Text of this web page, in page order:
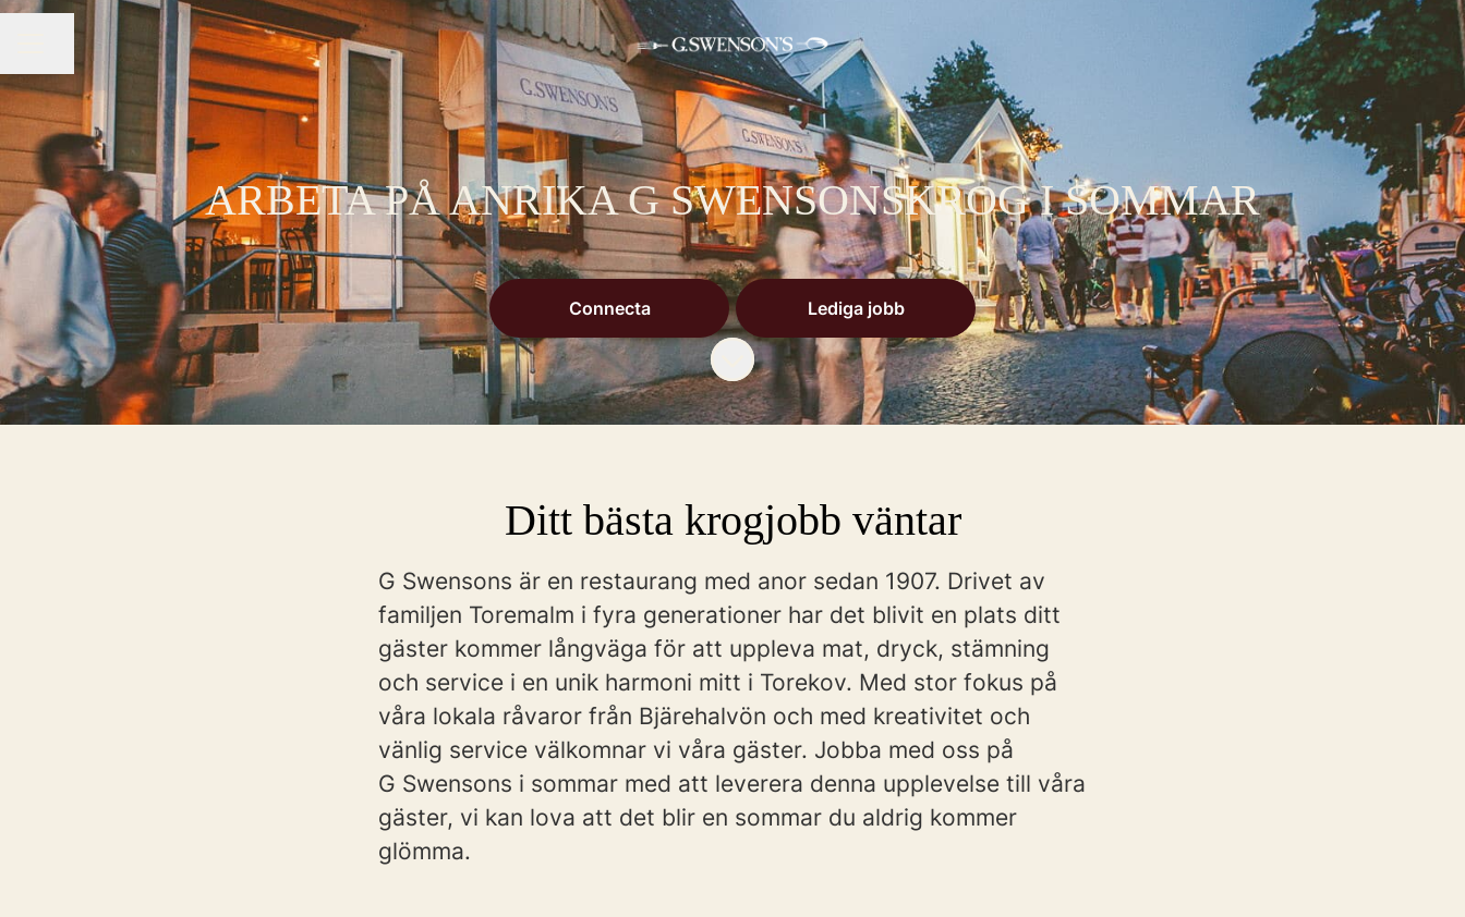
KARRIÄRMENY
Dela sidan
ARBETA PÅ ANRIKA G SWENSONSKROG I SOMMAR
Connecta
Lediga jobb
Skrolla för mer innehåll
Ditt bästa krogjobb väntar
G Swensons är en restaurang med anor sedan 1907. Drivet av
familjen Toremalm i fyra generationer har det blivit en plats ditt
gäster kommer långväga för att uppleva mat, dryck, stämning
och service i en unik harmoni mitt i Torekov. Med stor fokus på
våra lokala råvaror från Bjärehalvön och med kreativitet och
vänlig service välkomnar vi våra gäster. Jobba med oss på
G Swensons i sommar med att leverera denna upplevelse till våra
gäster, vi kan lova att det blir en sommar du aldrig kommer
glömma.